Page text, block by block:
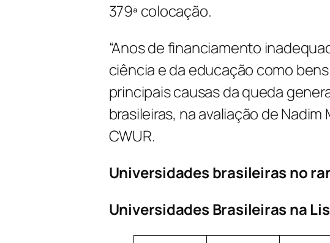
379ª colocação.
“Anos de financiamento
ciência e da educação como
principais causas da queda
brasileiras, na avaliação de
CWUR.
Universidades brasileiras no
Universidades Brasileiras na